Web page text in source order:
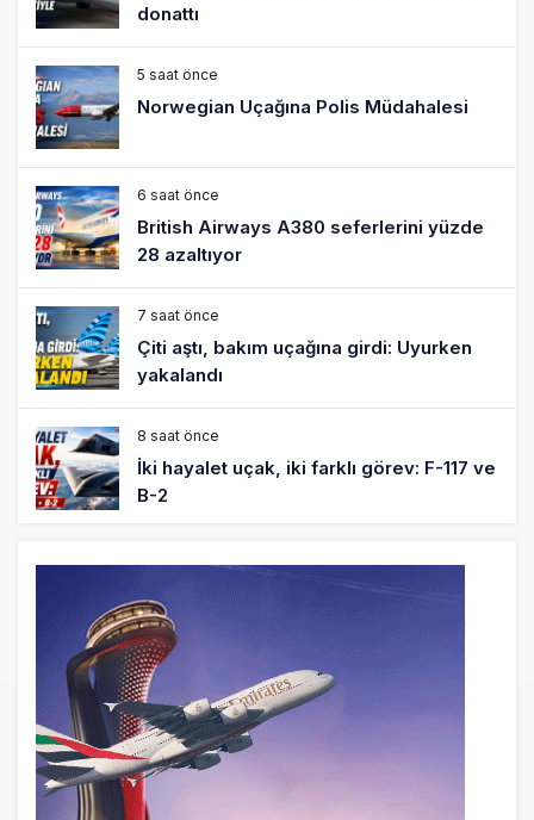
donattı
5 saat önce
Norwegian Uçağına Polis Müdahalesi
6 saat önce
British Airways A380 seferlerini yüzde
28 azaltıyor
7 saat önce
Çiti aştı, bakım uçağına girdi: Uyurken
yakalandı
8 saat önce
İki hayalet uçak, iki farklı görev: F-117 ve
B-2
THY ve Pegasus Dünyanın En Değerli
Havayolları Arasında
10 saat önce
Fly Baghdad ABD yaptırım listesinden
çıkarıldı
11 saat önce